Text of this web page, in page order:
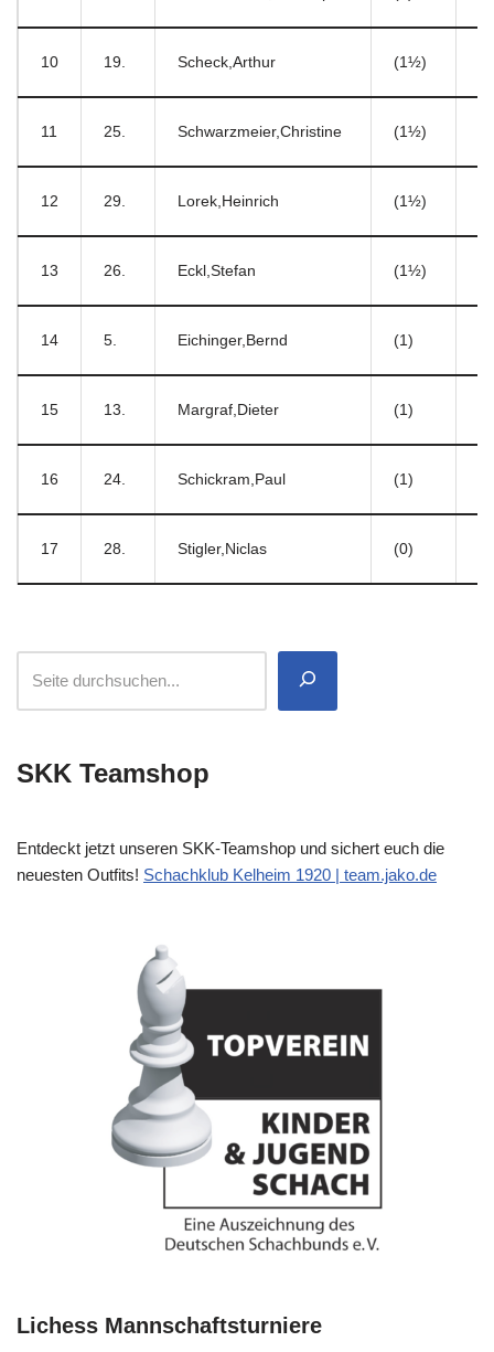
10 19. Scheck,Arthur (1½)
11 25. Schwarzmeier,Christine (1½)
12 29. Lorek,Heinrich (1½)
13 26. Eckl,Stefan (1½)
14 5. Eichinger,Bernd (1)
15 13. Margraf,Dieter (1)
16 24. Schickram,Paul (1)
17 28. Stigler,Niclas (0)
SKK Teamshop
Entdeckt jetzt unseren SKK-Teamshop und sichert euch die
neuesten Outfits! Schachklub Kelheim 1920 | team.jako.de
Lichess Mannschaftsturniere